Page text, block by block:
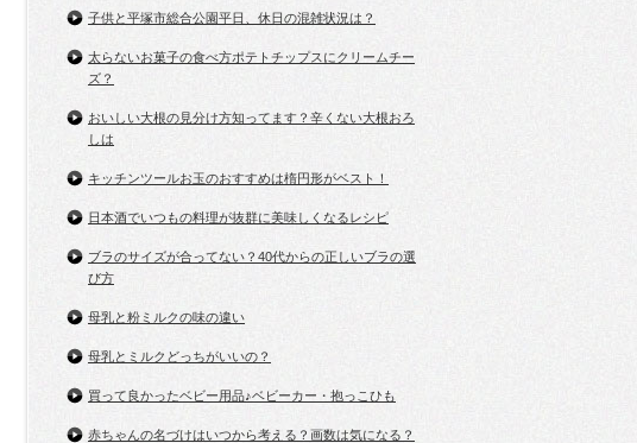
子供と平塚市総合公園平日、休日の混雑状況は？
太らないお菓子の食べ方ポテトチップスにクリームチー
ズ？
おいしい大根の見分け方知ってます？辛くない大根おろ
しは
キッチンツールお玉のおすすめは楕円形がベスト！
日本酒でいつもの料理が抜群に美味しくなるレシピ
ブラのサイズが合ってない？40代からの正しいブラの選
び方
母乳と粉ミルクの味の違い
母乳とミルクどっちがいいの？
買って良かったベビー用品♪ベビーカー・抱っこひも
赤ちゃんの名づけはいつから考える？画数は気になる？